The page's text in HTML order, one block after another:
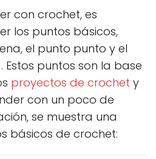
con crochet, es
los puntos básicos,
el punto punto y el
puntos son la base
proyectos de crochet y
con un poco de
se muestra una
básicos de crochet: